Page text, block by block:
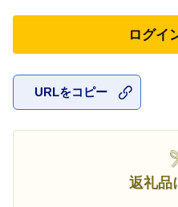
ログイ
URLをコピー
返礼品